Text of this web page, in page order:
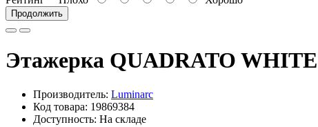
Продолжить
Этажерка QUADRATO
Производитель: Luminarc
Код товара: 19869384
Доступность: На складе